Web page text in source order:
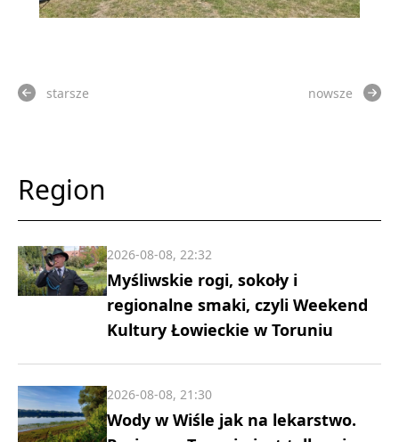
starsze nowsze
Region
Myśliwskie rogi, sokoły i
regionalne smaki, czyli Weekend
Kultury Łowieckie w Toruniu
2026-08-08, 22:32
Wody w Wiśle jak na lekarstwo.
2026-08-08, 21:30